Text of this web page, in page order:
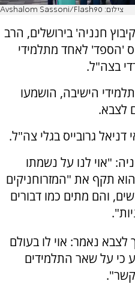
צילום: Avshalom Sassoni/Flash90
חנניה' בירושלים, הרב
'הספד' לאחד מתלמידי
בצה"ל.
שנערך בפני כ-60 מתלמידי הישיבה, הושמעו
לצבא.
גרובייס בגלי צה"ל.
"אוי לנו על נשמתו
תקף את "המזרוחניקים
והם מתים כמו דבורים
נאמר: אוי לו בעולם
כי על שאר התלמידים